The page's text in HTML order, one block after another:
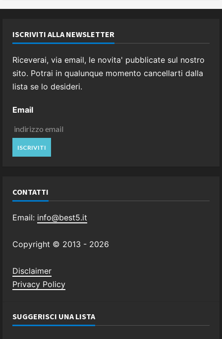
ISCRIVITI ALLA NEWSLETTER
Riceverai, via email, le novita' pubblicate sul nostro
sito. Potrai in qualunque momento cancellarti dalla
lista se lo desideri.
Email
CONTATTI
Email: info@best5.it
Copyright © 2013 - 2026
Disclaimer
Privacy Policy
SUGGERISCI UNA LISTA